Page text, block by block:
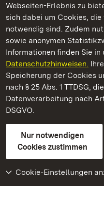
Webseiten-Erlebnis zu
sich dabei um Cookies,
notwendig sind. Zudem
sowie anonymen
Informationen finden Sie in
Datenschutzhinweisen.
Speicherung der Cookies
nach § 25 Abs. 1 TTDSG,
Datenverarbeitung nach
DSGVO.
Nur notwendigen
Cookies zustimmen
Cookie-Einstellungen
Kommen. Staunen.
Staatliche Schlösser und
Staatliche Schlösser und
Kontakt
GebärdenspracheLeichte
Erklärung zur
BITV-konform (geprüfte
Weiteres